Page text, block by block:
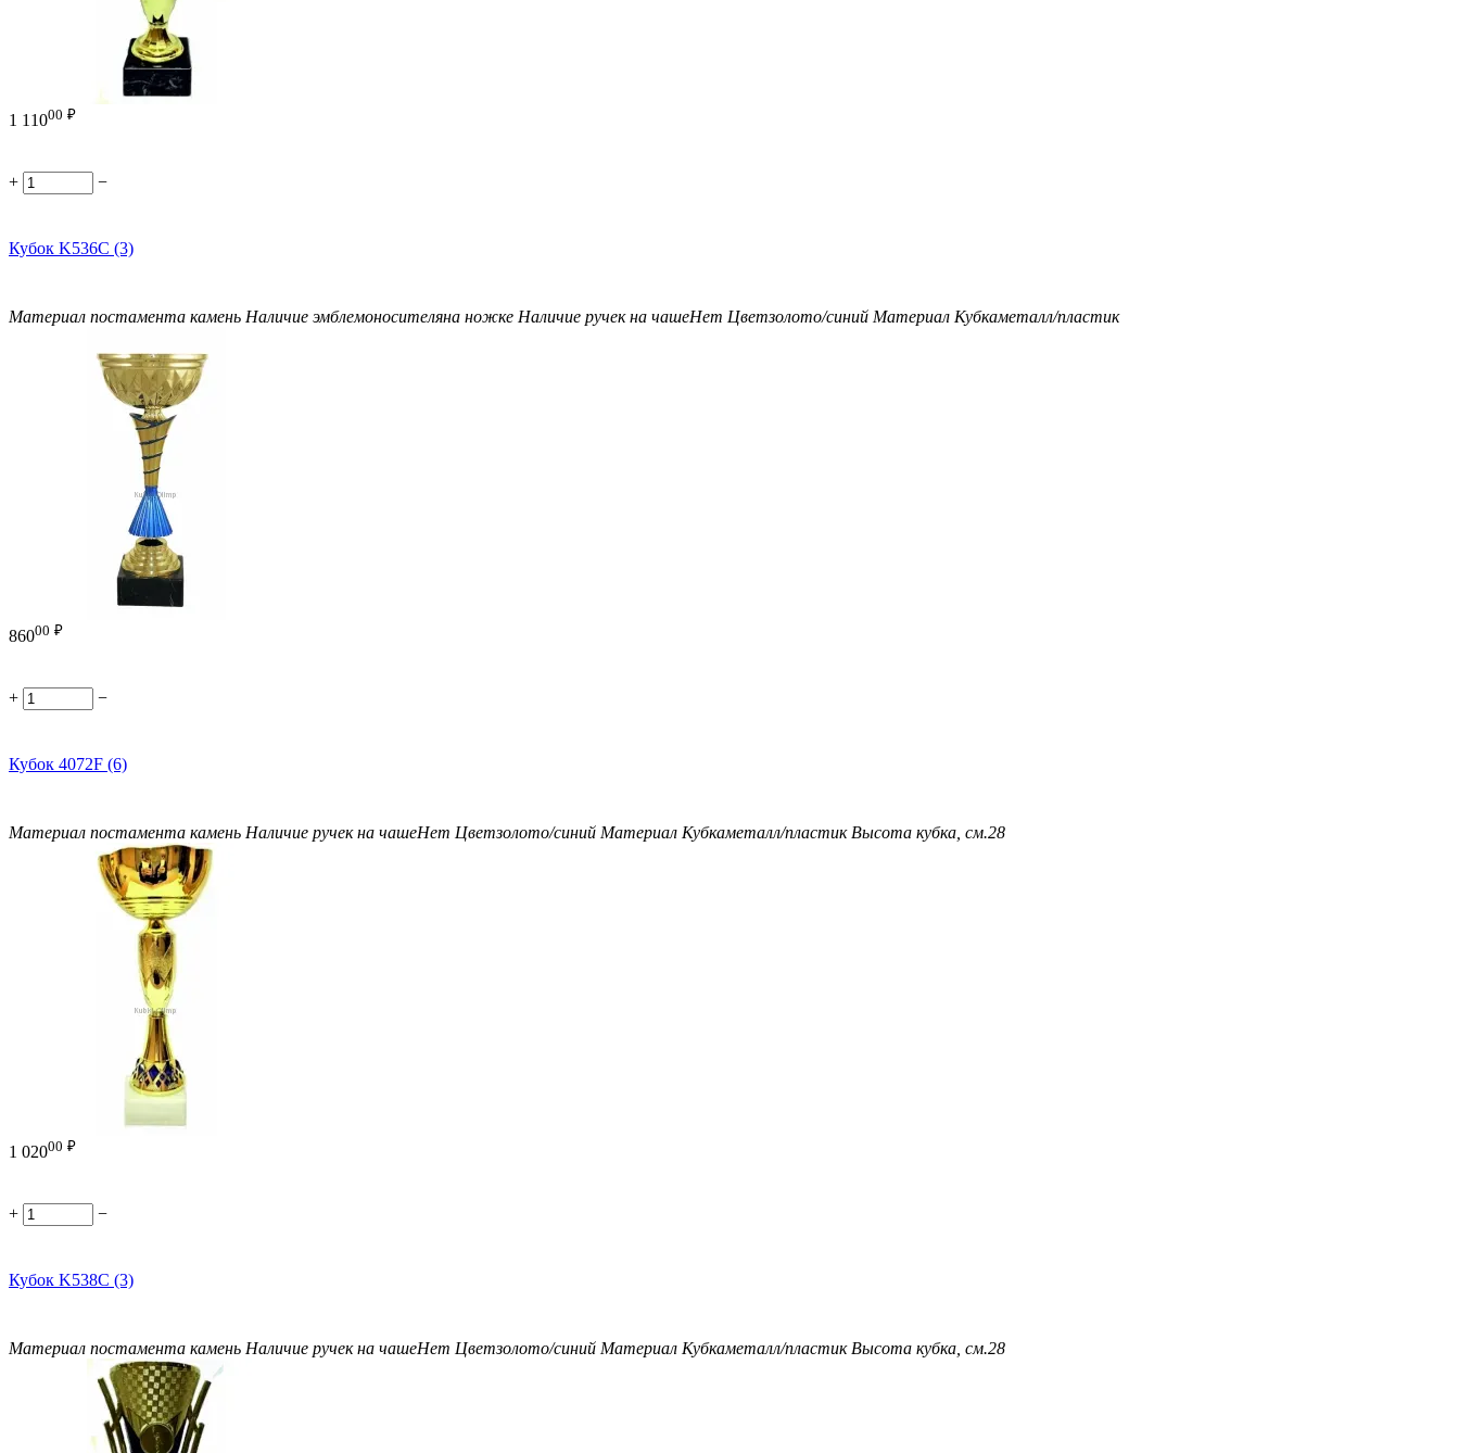
1 11000 ₽
+ −
Кубок K536C (3)
Материал постамента камень Наличие эмблемоносителяна ножке Наличие ручек на чашеНет Цветзолото/синий Материал Кубкаметалл/пластик
86000 ₽
+ −
Кубок 4072F (6)
Материал постамента камень Наличие ручек на чашеНет Цветзолото/синий Материал Кубкаметалл/пластик Высота кубка, см.28
1 02000 ₽
+ −
Кубок K538C (3)
Материал постамента камень Наличие ручек на чашеНет Цветзолото/синий Материал Кубкаметалл/пластик Высота кубка, см.28